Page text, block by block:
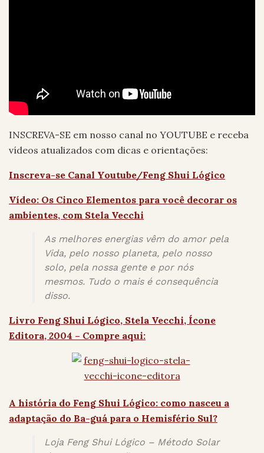
INSCREVA-SE em nosso canal no YOUTUBE e receba
vídeos atualizados com dicas e orientações:
Inscreva-se Canal Youtube/Feng Shui Lógico
Vídeo: Os Cinco Elementos para você decorar os
ambientes, com Stela Vecchi
As melhores energias vêm do amor pela
Vida, pelo nosso planeta, pelo nosso
solo, pela nossa gente e por nós
mesmos. Tudo o mais é consequência
disso.
Livro Feng Shui Lógico, Stela Vecchi, Ícone
Editora, 2004 – Compre aqui:
A história do Feng Shui Lógico: como nasceu a
adaptação do Ba-guá para o Hemisfério Sul?
Loja Feng Shui Lógico – Método Solar